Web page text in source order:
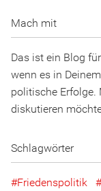
Mach mit
Das ist ein Blog
wenn es in
politische Erfolge.
diskutieren
Schlagwörter
Friedenspolitik